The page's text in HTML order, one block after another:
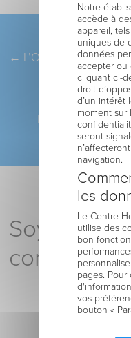
← L’Observateur de
du CH du
La Voix du Nord
Soyez le
Notre
accède à
appareil,
uniques de
données
accepter ou
cliquant ci-
droit
d’un intérêt
moment
seront
navigation.
les
Le Centre
utilise des
bon
pages.
vos
bouton «